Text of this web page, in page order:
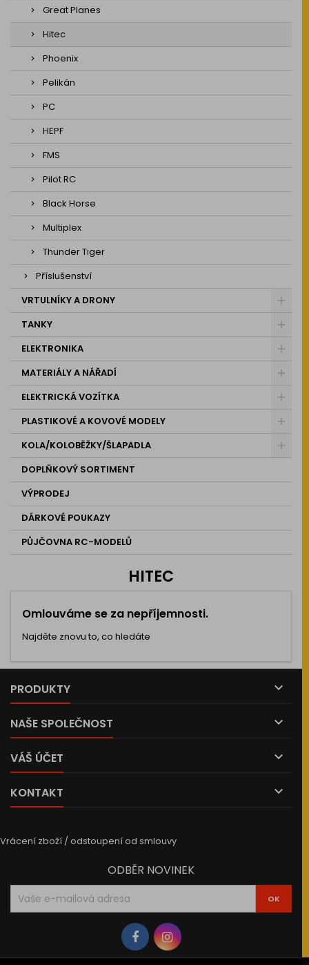
Great Planes
Hitec
Phoenix
Pelikán
PC
HEPF
FMS
Pilot RC
Black Horse
Multiplex
Thunder Tiger
Příslušenství
VRTULNÍKY A DRONY
TANKY
ELEKTRONIKA
MATERIÁLY A NÁŘADÍ
ELEKTRICKÁ VOZÍTKA
PLASTIKOVÉ A KOVOVÉ MODELY
KOLA/KOLOBĚŽKY/ŠLAPADLA
DOPLŇKOVÝ SORTIMENT
VÝPRODEJ
DÁRKOVÉ POUKAZY
PŮJČOVNA RC-MODELŮ
HITEC
Omlouváme se za nepříjemnosti.
Najděte znovu to, co hledáte
PRODUKTY 
NAŠE SPOLEČNOST 
VÁŠ ÚČET 
KONTAKT 
Vrácení zboží / odstoupení od smlouvy
ODBĚR NOVINEK